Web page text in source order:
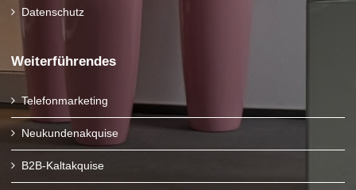
Datenschutz
Weiterführendes
Telefonmarketing
Neukundenakquise
B2B-Kaltakquise